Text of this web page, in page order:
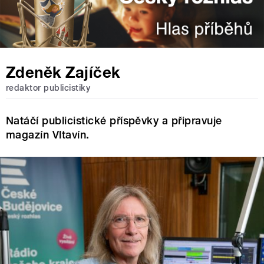
Zdeněk Zajíček
redaktor publicistiky
Natáčí publicistické příspěvky a připravuje
magazín Vltavín.